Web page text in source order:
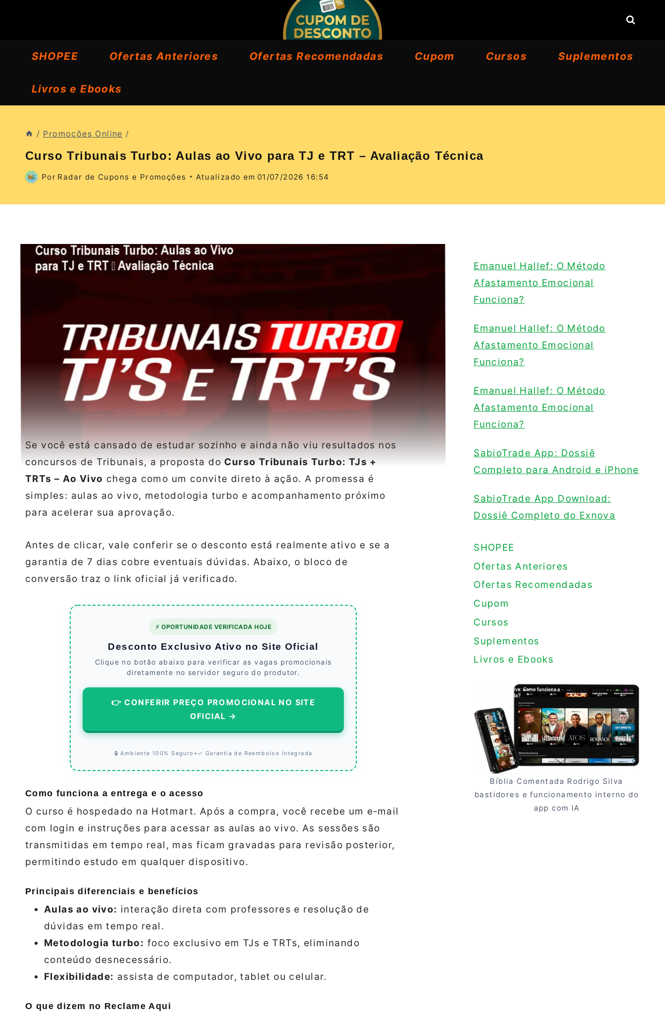
ConteúdoSHOPEE Ofertas Anteriores Ofertas Recomendadas Cupom Cursos Suplementos
Livros e Ebooks
/ Promoções Online /
Curso Tribunais Turbo: Aulas ao Vivo para TJ e TRT – Avaliação Técnica
Por Radar de Cupons e Promoções Atualizado em 01/07/2026 16:54
Se você está cansado de estudar sozinho e ainda não viu resultados nos
concursos de Tribunais, a proposta do Curso Tribunais Turbo: TJs +
TRTs – Ao Vivo chega como um convite direto à ação. A promessa é
simples: aulas ao vivo, metodologia turbo e acompanhamento próximo
para acelerar sua aprovação.
Antes de clicar, vale conferir se o desconto está realmente ativo e se a
garantia de 7 dias cobre eventuais dúvidas. Abaixo, o bloco de
conversão traz o link oficial já verificado.
⚡ OPORTUNIDADE VERIFICADA HOJE
Desconto Exclusivo Ativo no Site Oficial
Clique no botão abaixo para verificar as vagas promocionais
diretamente no servidor seguro do produtor.
👉 CONFERIR PREÇO PROMOCIONAL NO SITE
OFICIAL →
🔒 Ambiente 100% Seguro • ✓ Garantia de Reembolso Integrada
Como funciona a entrega e o acesso
O curso é hospedado na Hotmart. Após a compra, você recebe um e‑mail
com login e instruções para acessar as aulas ao vivo. As sessões são
transmitidas em tempo real, mas ficam gravadas para revisão posterior,
permitindo estudo em qualquer dispositivo.
Principais diferenciais e benefícios
Aulas ao vivo: interação direta com professores e resolução de
dúvidas em tempo real.
Metodologia turbo: foco exclusivo em TJs e TRTs, eliminando
conteúdo desnecessário.
Flexibilidade: assista de computador, tablet ou celular.
O que dizem no Reclame Aqui
Emanuel Hallef: O Método
Afastamento Emocional
Funciona?
Emanuel Hallef: O Método
Afastamento Emocional
Funciona?
Emanuel Hallef: O Método
Afastamento Emocional
Funciona?
SabioTrade App: Dossiê
Completo para Android e iPhone
SabioTrade App Download:
Dossiê Completo do Exnova
SHOPEE
Ofertas Anteriores
Ofertas Recomendadas
Cupom
Cursos
Suplementos
Livros e Ebooks
Bíblia Comentada Rodrigo Silva
bastidores e funcionamento interno do
app com IA